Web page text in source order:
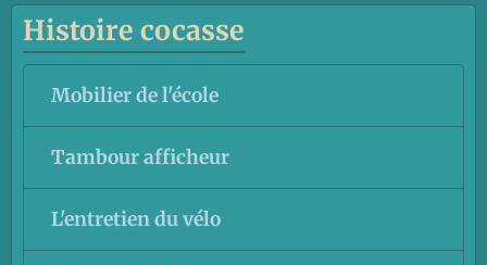
Histoire cocasse
Mobilier de l'école
Tambour afficheur
L'entretien du vélo